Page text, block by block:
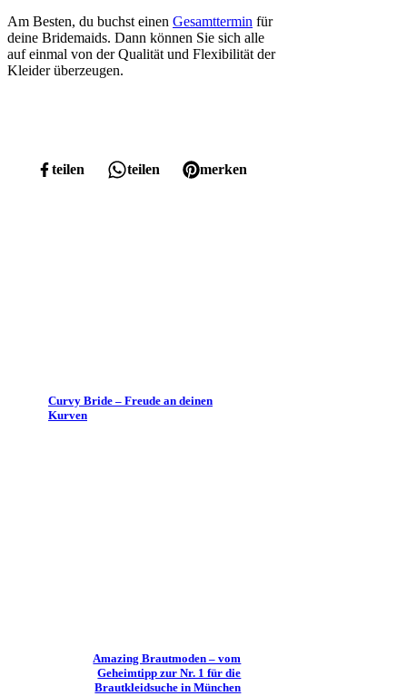
Am Besten, du buchst einen Gesamttermin für
deine Bridemaids. Dann können Sie sich alle
auf einmal von der Qualität und Flexibilität der
Kleider überzeugen.
teilen teilen merken
Curvy Bride – Freude an deinen
Kurven
Amazing Brautmoden – vom
Geheimtipp zur Nr. 1 für die
Brautkleidsuche in München